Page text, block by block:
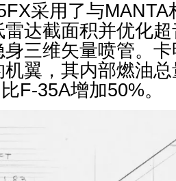
采用了与
达截面积并优化
三维矢量喷管。
翼，其内部燃油
F-35A增加50%。